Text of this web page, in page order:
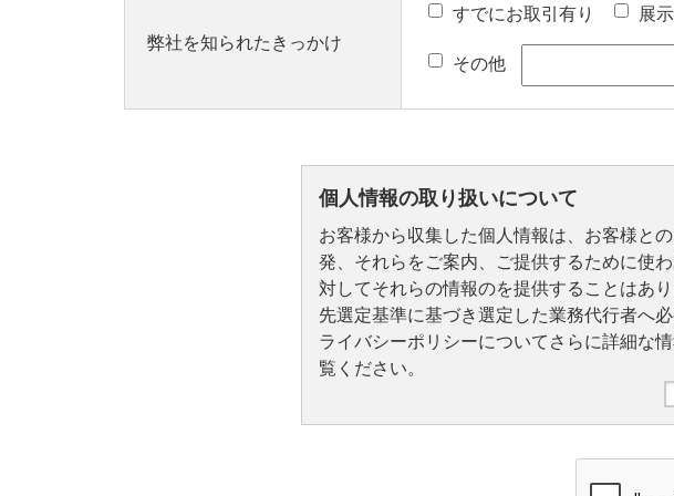
弊社を知られたきっかけ
すでにお取引有り 展
その他
個人情報の取り扱いについて
お客様から収集した個人情報は、お客様と
発、それらをご案内、ご提供するために使
対してそれらの情報のを提供することはあ
先選定基準に基づき選定した業務代行者へ
ライバシーポリシーについてさらに詳細な
覧ください。